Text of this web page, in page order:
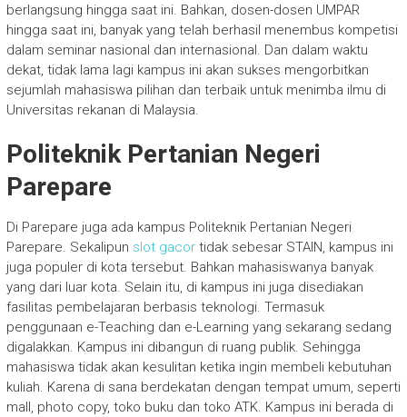
berlangsung hingga saat ini. Bahkan, dosen-dosen UMPAR
hingga saat ini, banyak yang telah berhasil menembus kompetisi
dalam seminar nasional dan internasional. Dan dalam waktu
dekat, tidak lama lagi kampus ini akan sukses mengorbitkan
sejumlah mahasiswa pilihan dan terbaik untuk menimba ilmu di
Universitas rekanan di Malaysia.
Politeknik Pertanian Negeri
Parepare
Di Parepare juga ada kampus Politeknik Pertanian Negeri
Parepare. Sekalipun slot gacortidak sebesar STAIN, kampus ini
juga populer di kota tersebut. Bahkan mahasiswanya banyak
yang dari luar kota. Selain itu, di kampus ini juga disediakan
fasilitas pembelajaran berbasis teknologi. Termasuk
penggunaan e-Teaching dan e-Learning yang sekarang sedang
digalakkan. Kampus ini dibangun di ruang publik. Sehingga
mahasiswa tidak akan kesulitan ketika ingin membeli kebutuhan
kuliah. Karena di sana berdekatan dengan tempat umum, seperti
mall, photo copy, toko buku dan toko ATK. Kampus ini berada di